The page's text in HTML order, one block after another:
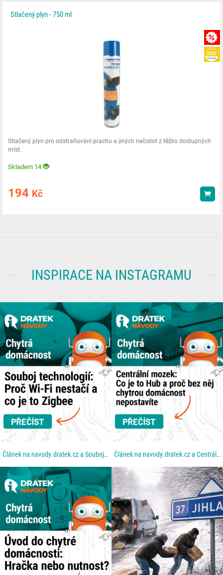
Stlačený plyn - 750 ml
Stlačený plyn pro odstraňování prachu a jiných nečistot z těžko dostupných
míst.
Skladem 14
194 Kč
INSPIRACE NA INSTAGRAMU
Článek na navody.dratek.cz a Souboj technologií: Proč Wi-Fi nestačí a co je to Zigbee. Odkaz také v... Článek na navody.dratek.cz a Centrální mozek: Co je to Hub a proč bez něj chytrou domácnost...